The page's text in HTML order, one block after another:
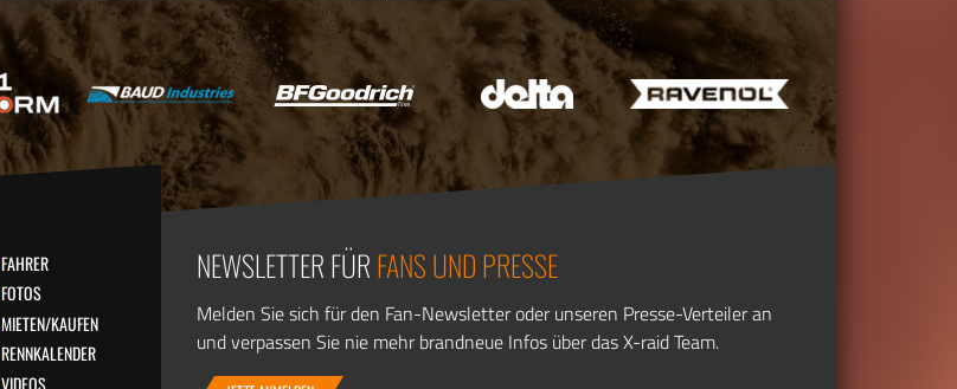
FAHRER
FOTOS
MIETEN/KAUFEN
RENNKALENDER
VIDEOS
NEWSLETTER FÜRFANS UND PRESSE
Melden Sie sich für den Fan-Newsletter oder unseren Presse-Verteiler an
und verpassen Sie nie mehr brandneue Infos über das X-raid Team.